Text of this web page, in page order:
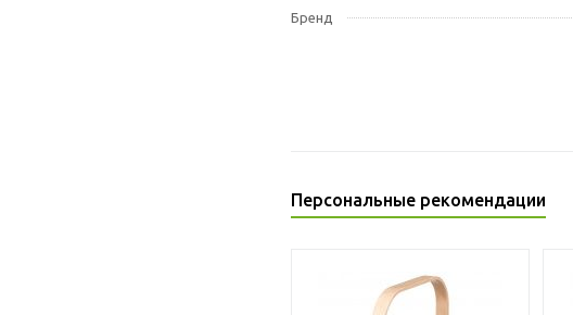
Бренд
Персональные рекомендации